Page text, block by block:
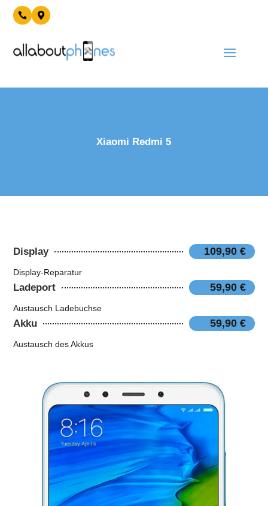
 
Xiaomi Redmi 5
Display 109,90 €
Display-Reparatur
Ladeport 59,90 €
Austausch Ladebuchse
Akku 59,90 €
Austausch des Akkus